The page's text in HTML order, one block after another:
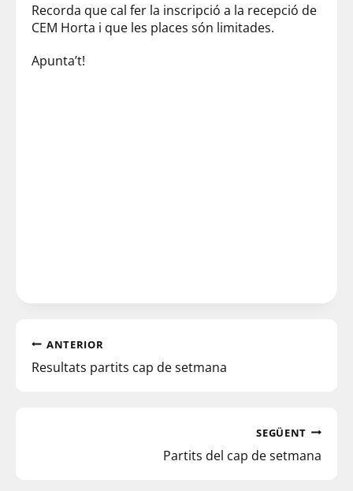
Recorda que cal fer la inscripció a la recepció de
CEM Horta i que les places són limitades.
Apunta’t!
ANTERIOR
Resultats partits cap de setmana
SEGÜENT
Partits del cap de setmana